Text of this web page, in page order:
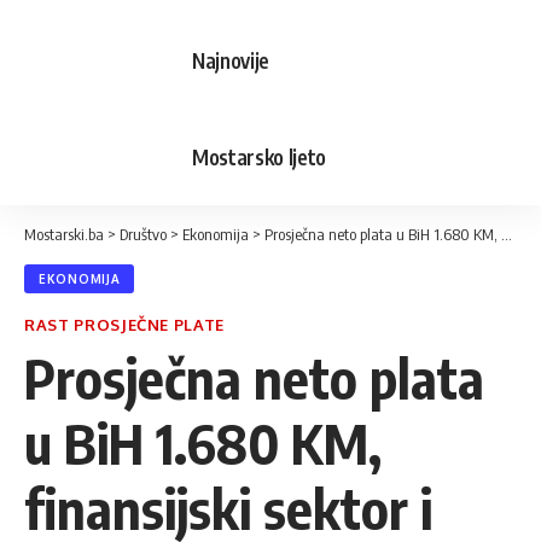
Najnovije
Mostarsko ljeto
Mostarski.ba > Društvo > Ekonomija > Prosječna neto plata u BiH 1.680 KM, finansijski sektor i dalje prednjači
EKONOMIJA
RAST PROSJEČNE PLATE
Prosječna neto plata
u BiH 1.680 KM,
finansijski sektor i